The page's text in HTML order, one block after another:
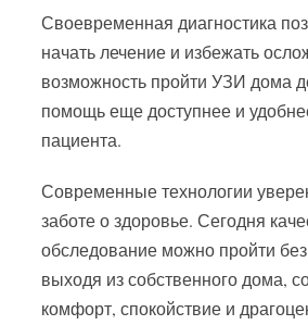
Своевременная диагностика
начать лечение и избежать
возможность пройти УЗИ дома
помощь еще доступнее и
пациента.
Современные технологии
заботе о здоровье. Сегодня
обследование можно пройти
выходя из собственного дома,
комфорт, спокойствие и